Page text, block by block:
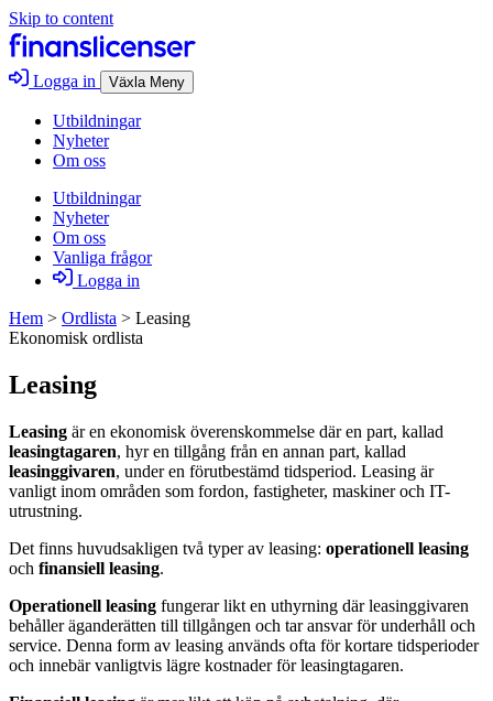
Skip to content
Logga in Växla Meny
Utbildningar
Nyheter
Om oss
Utbildningar
Nyheter
Om oss
Vanliga frågor
Logga in
Hem > Ordlista > Leasing
Ekonomisk ordlista
Leasing
Leasing är en ekonomisk överenskommelse där en part, kallad
leasingtagaren, hyr en tillgång från en annan part, kallad
leasinggivaren, under en förutbestämd tidsperiod. Leasing är
vanligt inom områden som fordon, fastigheter, maskiner och IT-
utrustning.
Det finns huvudsakligen två typer av leasing: operationell leasing
och finansiell leasing.
Operationell leasing fungerar likt en uthyrning där leasinggivaren
behåller äganderätten till tillgången och tar ansvar för underhåll och
service. Denna form av leasing används ofta för kortare tidsperioder
och innebär vanligtvis lägre kostnader för leasingtagaren.